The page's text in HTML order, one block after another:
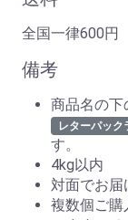
全国一律600円
備考
商品名の下
レターパック
す。
4kg以内
対面でお届
複数個ご購